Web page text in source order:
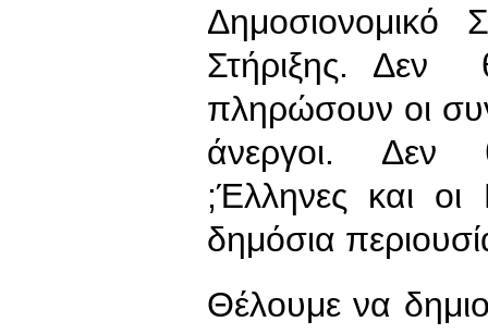
Στήριξης. Δεν
πληρώσουν οι
άνεργοι. Δεν
;Έλληνες και οι
δημόσια
Θέλουμε να